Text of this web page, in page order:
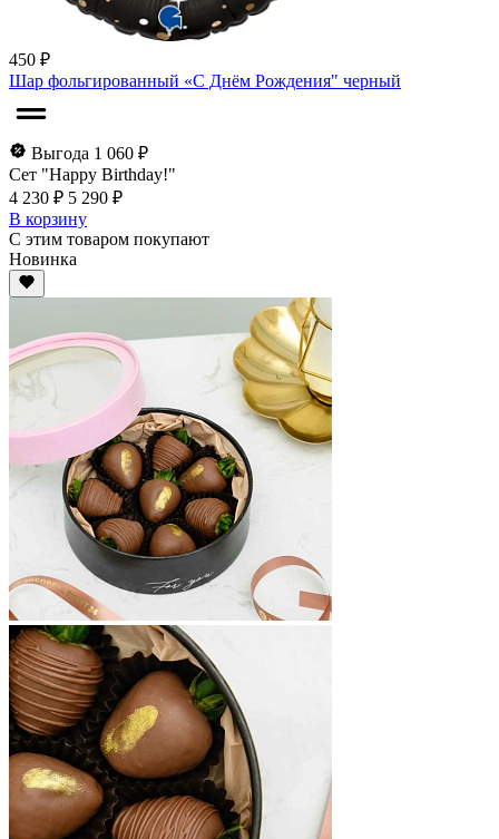
450 ₽
Шар фольгированный «С Днём Рождения" черный
Выгода 1 060 ₽
Сет "Happy Birthday!"
4 230 ₽ 5 290 ₽
В корзину
С этим товаром покупают
Новинка